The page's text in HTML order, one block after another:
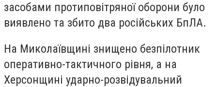
засобами протиповітряної оборони було
виявлено та збито два російських БпЛА.
На Миколаївщині знищено безпілотник
оперативно-тактичного рівня, а на
Херсонщині ударно-розвідувальний